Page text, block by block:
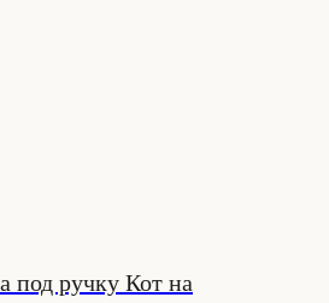
под ручку Кот на